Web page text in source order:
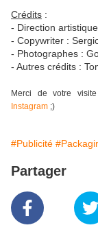
Crédits :
- Direction
- Copywriter :
- Photographes :
- Autres crédits :
Merci de votre
Instagram ;)
#Publicité
Partager